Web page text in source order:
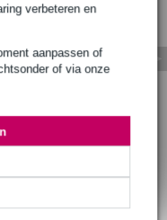
verbeteren en
aanpassen of
of via onze